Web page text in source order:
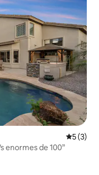
5 de
5 (3)
enormes de 100”